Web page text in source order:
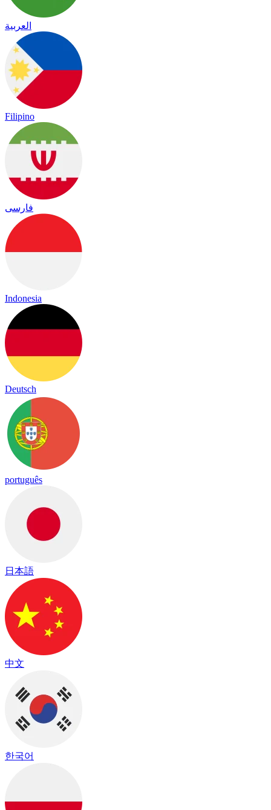
العربية
Filipino
فارسی
Indonesia
Deutsch
português
日本語
中文
한국어